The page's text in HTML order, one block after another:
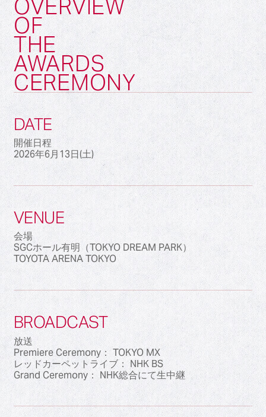
OVERVIEW
OF
THE
AWARDS
CEREMONY
DATE
開催日程
2026年6月13日(土)
VENUE
会場
SGCホール有明（TOKYO DREAM PARK）
TOYOTA ARENA TOKYO
BROADCAST
放送
Premiere Ceremony： TOKYO MX
レッドカーペットライブ： NHK BS
Grand Ceremony： NHK総合にて生中継